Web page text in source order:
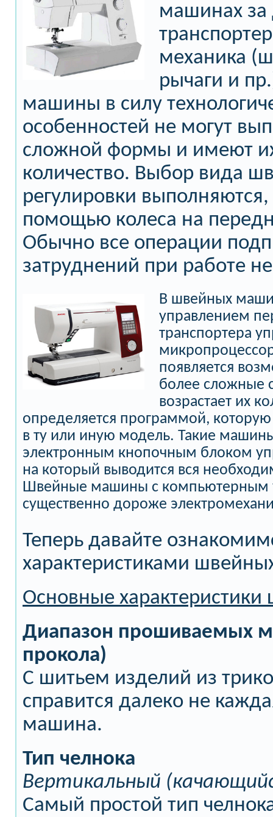
машинах за
механика
рычаги и
машины в силу
особенностей не могут
сложной формы и имеют
количество. Выбор вида
регулировки
помощью колеса на
Обычно все операции
затруднений при работе
В швейных
управлением
транспортера
появляется
более сложные
возрастает их
определяется программой,
в ту или иную модель. Такие
электронным кнопочным блоком
на который выводится вся
Швейные машины с компьютерным
существенно дороже
Теперь давайте
характеристиками
Основные
Диапазон прошиваемых
прокола)
С шитьем изделий из
справится далеко не
машина.
Тип челнока
Вертикальный
Самый простой тип